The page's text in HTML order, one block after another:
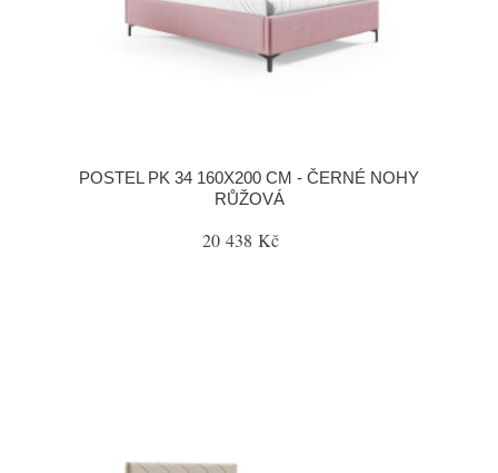
POSTEL PK 34 160X200 CM - ČERNÉ NOHY
RŮŽOVÁ
20 438 Kč